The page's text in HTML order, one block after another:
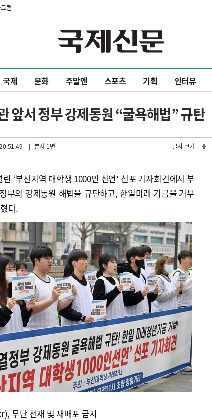
램
국제 문화 주말엔 스포츠 기획 인터뷰
앞서 정부 강제동원 “굴욕해법” 규탄
| 본지 1면 글자 크기
‘부산지역 대학생 1000인 선언’ 선포 기자회견에서 부
부의 강제동원 해법을 규탄하고, 한일미래 기금을 거부
다.
무단 전재 및 재배포 금지